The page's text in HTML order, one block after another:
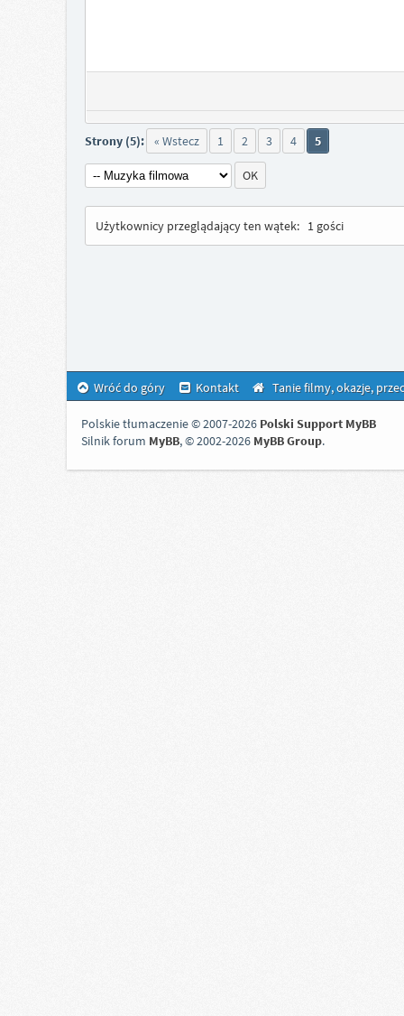
Strony (5): « Wstecz 1 2 3 4 5
Użytkownicy przeglądający ten wątek: 1 gości
Wróć do góry Kontakt Tanie filmy, okazje,
Polskie tłumaczenie © 2007-2026 Polski Support MyBB
Silnik forum MyBB, © 2002-2026 MyBB Group.